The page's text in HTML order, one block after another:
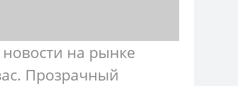
на рынке
Прозрачный